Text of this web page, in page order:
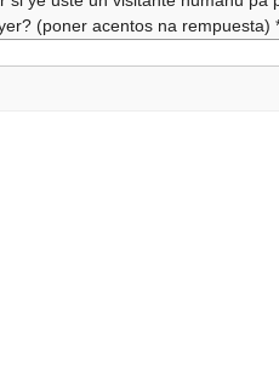
(poner acentos na rempuesta)